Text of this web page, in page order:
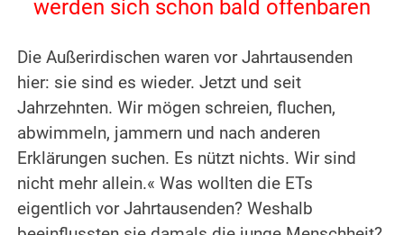
werden sich schon bald offenbaren
Die Außerirdischen waren vor Jahrtausenden
hier: sie sind es wieder. Jetzt und seit
Jahrzehnten. Wir mögen schreien, fluchen,
abwimmeln, jammern und nach anderen
Erklärungen suchen. Es nützt nichts. Wir sind
nicht mehr allein.« Was wollten die ETs
eigentlich vor Jahrtausenden? Weshalb